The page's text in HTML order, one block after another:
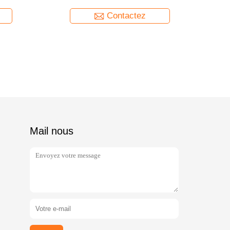
Contactez
Mail nous